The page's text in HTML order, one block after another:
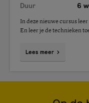
Duur
6
In deze nieuwe cursus
En leer je de technieken
Lees meer